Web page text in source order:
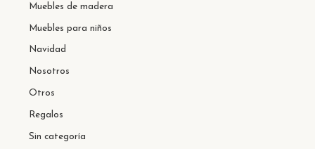
Muebles de madera
Muebles para niños
Navidad
Nosotros
Otros
Regalos
Sin categoría